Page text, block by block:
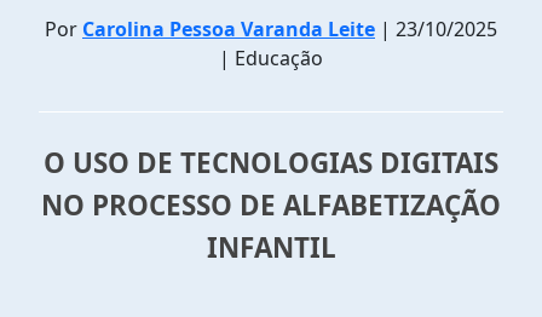
Por Carolina Pessoa Varanda Leite | 23/10/2025
| Educação
O USO DE TECNOLOGIAS DIGITAIS
NO PROCESSO DE ALFABETIZAÇÃO
INFANTIL